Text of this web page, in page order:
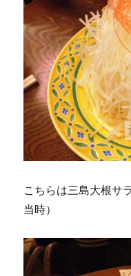
こちらは三島大根
当時）